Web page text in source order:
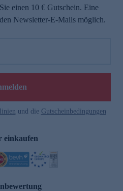
einen 10 € Gutschein. Eine
Newsletter-E-Mails möglich.
und die Gutscheinbedingungen
einkaufen